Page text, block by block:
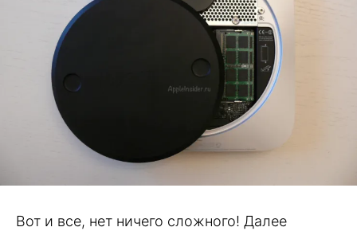
Вот и все, нет ничего сложного! Далее